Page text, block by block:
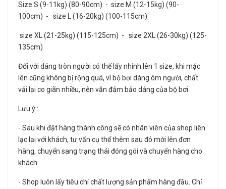
Size S (9-11kg) (80-90cm) - size M (12-15kg) (90-
100cm) - size L (16-20kg) (100-115cm)
size XL (21-25kg) (115-125cm) - size 2XL (26-30kg) (125-
135cm)
Đối với dáng tròn người có thể lấy nhỉnh lên 1 size, khi mặc
lên cũng không bị rộng quá, vì bộ bơi dáng ôm người, chất
vải lại co giãn nhiều, nên vẫn đảm bảo dáng của bộ bơi.
Lưu ý :
- Sau khi đặt hàng thành công sẽ có nhân viên của shop liên
lạc lại với khách, tư vấn cụ thể thêm sau đó mới lên đơn
hàng, chuyển sang trạng thái đóng gói và chuyển hàng cho
khách.
- Shop luôn lấy tiêu chí chất lượng sản phẩm hàng đầu. Chỉ